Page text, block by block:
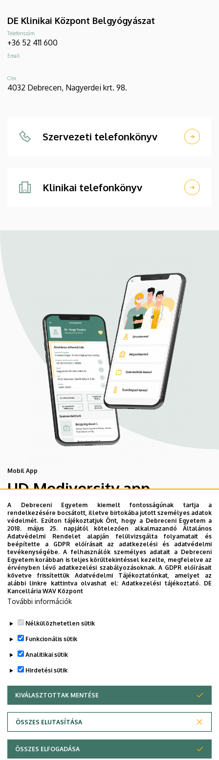
DE Klinikai Központ Belgyógyászat
Telefonszám
+36 52 411 600
Email
Cím
4032 Debrecen, Nagyerdei krt. 98.
Szervezeti telefonkönyv
Klinikai telefonkönyv
Mobil App
UD Mediversity app
Az UD Mediversity mobilalkalmazás a Debreceni Egyetem
előremutató fejlesztése, melynek célja, hogy a betegek
és a hozzátartozók egyszerűen, gyorsan
eligazodhassanak a Klinikai Központ szolgáltatásai
között, mert az Ön egészsége a mi prioritásunk. A
Debreceni Egyetem egészségügyi ellátáskereső
alkalmazása lehetővé teszi felhasználói számára az
egyetem egészségügyi információihoz való naprakész
TOVÁBBI INFORMÁCIÓK
Adatvédelem
A Debreceni Egyetem kiemelt fontosságúnak tartja a
rendelkezésére bocsátott, illetve birtokába jutott személyes adatok
védelmét. Ezúton tájékoztatjuk Önt, hogy a Debreceni Egyetem a
2018. május 25. napjától kötelezően alkalmazandó Általános
Adatvédelmi Rendelet alapján felülvizsgálta folyamatait és
beépítette a GDPR előírásait az adatkezelési és adatvédelmi
tevékenységébe. A felhasználók személyes adatait a Debreceni
Egyetem korábban is teljes körültekintéssel kezelte, megfelelve az
érvényben lévő adatkezelési szabályozásoknak. A GDPR előírásait
követve frissítettük Adatvédelmi Tájékoztatónkat, amelyet az
alábbi linkre kattintva olvashat el:Adatkezelési tájékoztató. DE
Kancellária WAV Központ
További információk
Nélkülözhetetlen sütik
Funkcionális sütik
Analitikai sütik
Hirdetési sütik
KIVÁLASZTOTTAK MENTÉSE
ÖSSZES ELUTASÍTÁSA
WITHDRAW CONSENT
ÖSSZES ELFOGADÁSA